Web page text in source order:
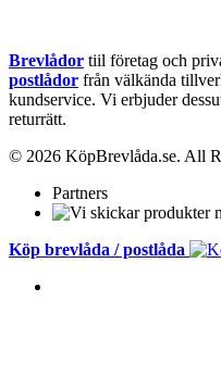
Brevlådor tiil företag och
postlådor från välkända
kundservice. Vi erbjuder
returrätt.
© 2026 KöpBrevlåda.se. All
Partners
Köp brevlåda / postlåda